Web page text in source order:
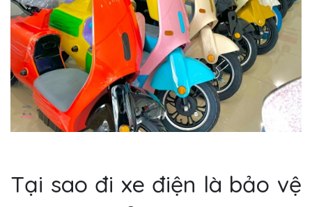
Tại sao đi xe điện là bảo vệ